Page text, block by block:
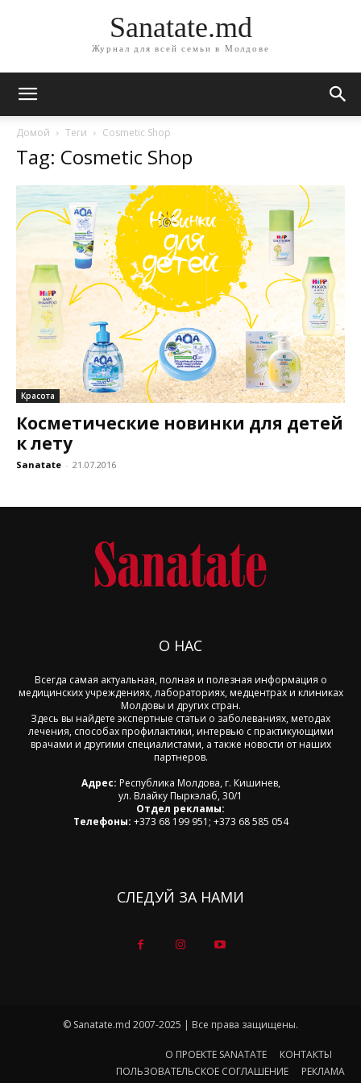
Sanatate.md
Журнал для всей семьи в Молдове
Домой Теги Cosmetic Shop
Tag: Cosmetic Shop
Красота
Косметические новинки для детей
к лету
Sanatate - 21.07.2016
О НАС
Всегда самая актуальная, полная и полезная информация о
медицинских учреждениях, лабораториях, медцентрах и клиниках
Молдовы и других стран.
Здесь вы найдете экспертные статьи о заболеваниях, методах
лечения, способах профилактики, интервью с практикующими
врачами и другими специалистами, а также новости от наших
партнеров.
Адрес: Республика Молдова, г. Кишинев,
ул. Влайку Пыркэлаб, 30/1
Отдел рекламы:
Телефоны: +373 68 199 951; +373 68 585 054
СЛЕДУЙ ЗА НАМИ
© Sanatate.md 2007-2025 | Все права защищены.
О ПРОЕКТЕ SANATATE
КОНТАКТЫ
ПОЛЬЗОВАТЕЛЬСКОЕ СОГЛАШЕНИЕ
РЕКЛАМА